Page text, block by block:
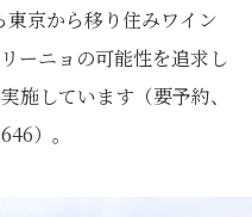
東京から移り住みワイン
ーニョの可能性を追求し
施しています（要予約、
）。